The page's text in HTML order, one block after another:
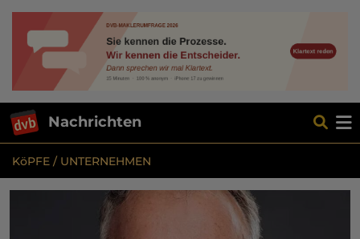
Nachrichten
KöPFE / UNTERNEHMEN